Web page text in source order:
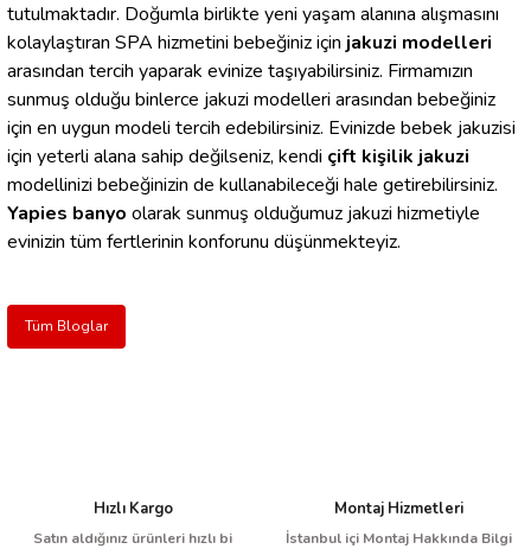
tutulmaktadır. Doğumla birlikte yeni yaşam alanına alışmasını
kolaylaştıran SPA hizmetini bebeğiniz için jakuzi modelleri
arasından tercih yaparak evinize taşıyabilirsiniz. Firmamızın
sunmuş olduğu binlerce jakuzi modelleri arasından bebeğiniz
için en uygun modeli tercih edebilirsiniz. Evinizde bebek jakuzisi
için yeterli alana sahip değilseniz, kendi çift kişilik jakuzi
modellinizi bebeğinizin de kullanabileceği hale getirebilirsiniz.
Yapies banyo olarak sunmuş olduğumuz jakuzi hizmetiyle
evinizin tüm fertlerinin konforunu düşünmekteyiz.
Tüm Bloglar
Hızlı Kargo
Satın aldığınız ürünleri hızlı bi
Montaj Hizmetleri
İstanbul içi Montaj Hakkında Bilgi